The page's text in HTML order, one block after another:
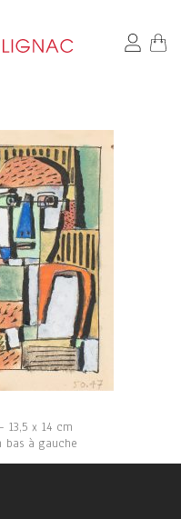
13,5 x 14 cm
bas à gauche